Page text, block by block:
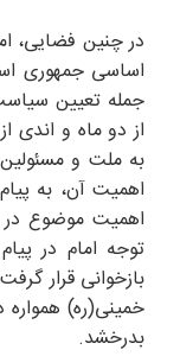
اساسی جمهوری
از دو ماه و
به ملت و
اهمیت آن، به
اهمیت موضوع
توجه امام در
بازخوانی قرار
خمینی(ره)
بدرخشد.